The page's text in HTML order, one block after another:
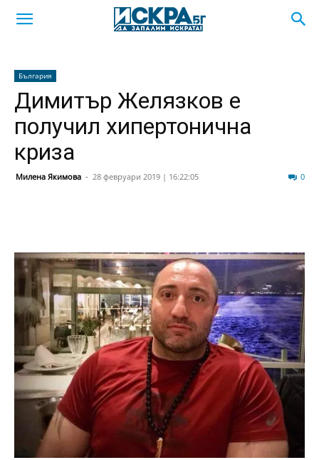
България
Димитър Желязков е
получил хипертонична
криза
Милена Якимова - 28 февруари 2019 | 16:22:05 0